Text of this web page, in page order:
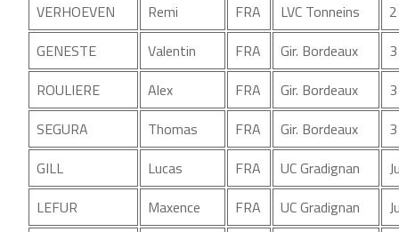
VERHOEVEN
Remi FRA LVC Tonneins
GENESTE
Valentin FRA Gir. Bordeaux
ROULIERE
Alex FRA Gir. Bordeaux
SEGURA
Thomas FRA Gir. Bordeaux
GILL
Lucas FRA UC Gradignan
LEFUR
Maxence FRA UC Gradignan